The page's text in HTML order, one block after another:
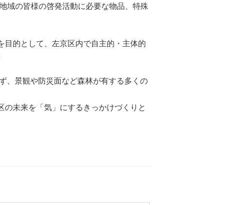
域の皆様の啓発活動に必要な物品、特殊
的として、左京区内で自主的・主体的
、景観や防災面など森林が有する多くの
未来を「気」にするきっかけづくりと